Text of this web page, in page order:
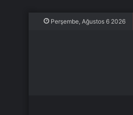
Perşembe, Ağustos 6 2026